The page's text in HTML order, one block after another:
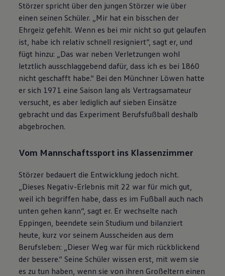
Störzer spricht über den jungen Störzer wie über
einen seinen Schüler. „Mir hat ein bisschen der
Ehrgeiz gefehlt. Wenn es bei mir nicht so gut gelaufen
ist, habe ich relativ schnell resigniert“, sagt er, und
fügt hinzu: „Das war neben Verletzungen wohl
letztlich ausschlaggebend dafür, dass ich es bei 1860
nicht geschafft habe.“ Bei den Münchner Löwen hatte
er sich 1971 eine Saison lang als Vertragsamateur
versucht, es aber lediglich auf sieben Einsätze
gebracht und das Experiment Berufsfußball deshalb
abgebrochen.
Vom Mannschaftssport ins Klassenzimmer
Störzer bedauert die Entwicklung jedoch nicht.
„Dieses Negativ-Erlebnis mit 22 war für mich gut,
weil ich begriffen habe, dass es im Fußball auch nach
unten gehen kann“, sagt er. Er wechselte nach
Eppingen, beendete sein Studium und bilanziert
heute, kurz vor seinem Ausscheiden aus dem
Berufsleben: „Dieser Weg war für mich rückblickend
der bessere.“ Seine Schüler wissen erst, mit wem sie
es zu tun haben, wenn sie von ihren Großeltern einen